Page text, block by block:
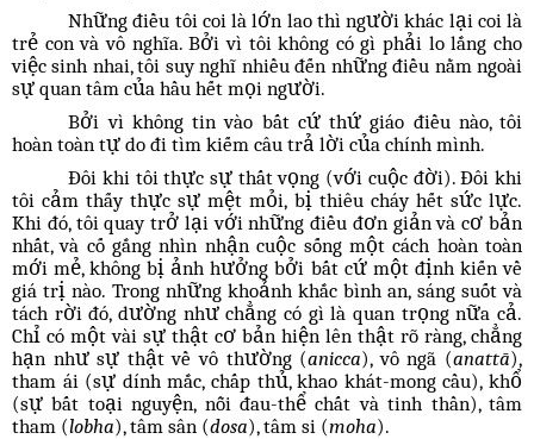
Những điều tôi coi là lớn lao thì người khác lại coi là
trẻ con và vô nghĩa. Bởi vì tôi không có gì phải lo lắng cho
việc sinh nhai, tôi suy nghĩ nhiều đến những điều nằm ngoài
sự quan tâm của hầu hết mọi người.
Bởi vì không tin vào bất cứ thứ giáo điều nào, tôi
hoàn toàn tự do đi tìm kiếm câu trả lời của chính mình.
Đôi khi tôi thực sự thất vọng (với cuộc đời). Đôi khi
tôi cảm thấy thực sự mệt mỏi, bị thiêu cháy hết sức lực.
Khi đó, tôi quay trở lại với những điều đơn giản và cơ bản
nhất, và cố gắng nhìn nhận cuộc sống một cách hoàn toàn
mới mẻ, không bị ảnh hưởng bởi bất cứ một định kiến về
giá trị nào. Trong những khoảnh khắc bình an, sáng suốt và
tách rời đó, dường như chẳng có gì là quan trọng nữa cả.
Chỉ có một vài sự thật cơ bản hiện lên thật rõ ràng, chẳng
hạn như sự thật về vô thường (anicca), vô ngã (anattā),
tham ái (sự dính mắc, chấp thủ, khao khát-mong cầu), khổ
(sự bất toại nguyện, nỗi đau-thể chất và tinh thần), tâm
tham (lobha), tâm sân (dosa), tâm si (moha).